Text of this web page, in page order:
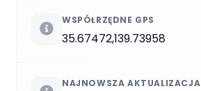
WSPÓŁRZĘDNE GPS
35.67472,139.73958
NAJNOWSZA AKTUALIZACJA